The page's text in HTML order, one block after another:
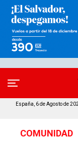
España, 6 de Agosto de
COMUNIDAD